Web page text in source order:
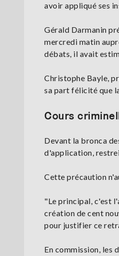
avoir appliqué ses
Gérald Darmanin
mercredi matin
débats, il avait
Christophe Bayle,
sa part félicité que
Cours
Devant la bronca
d'application,
Cette précaution
"Le principal, c'est
création de cent
pour justifier ce
En commission, les